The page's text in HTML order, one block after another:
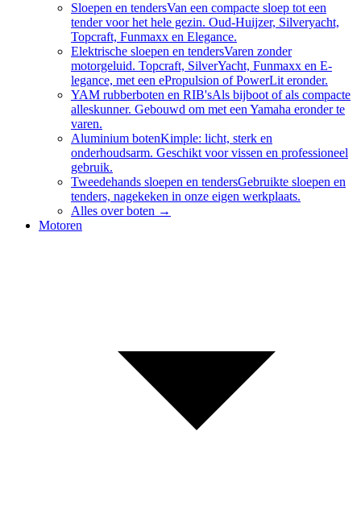
Sloepen en tendersVan een compacte sloep tot een
tender voor het hele gezin. Oud-Huijzer, Silveryacht,
Topcraft, Funmaxx en Elegance.
Elektrische sloepen en tendersVaren zonder
motorgeluid. Topcraft, SilverYacht, Funmaxx en E-
legance, met een ePropulsion of PowerLit eronder.
YAM rubberboten en RIB'sAls bijboot of als compacte
alleskunner. Gebouwd om met een Yamaha eronder te
varen.
Aluminium botenKimple: licht, sterk en
onderhoudsarm. Geschikt voor vissen en professioneel
gebruik.
Tweedehands sloepen en tendersGebruikte sloepen en
tenders, nagekeken in onze eigen werkplaats.
Alles overboten →
Motoren